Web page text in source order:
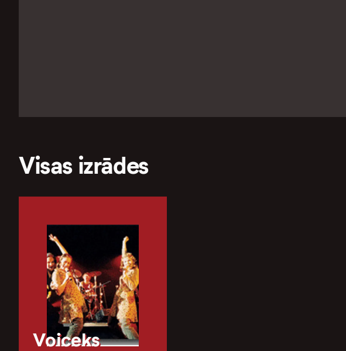
Visas izrādes
Voiceks